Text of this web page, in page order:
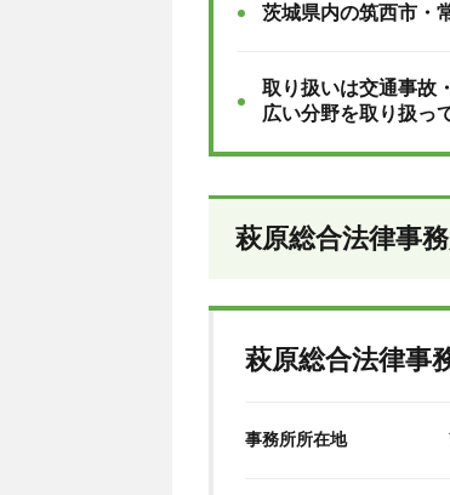
茨城県内の筑西市・
取り扱いは交通事故
広い分野を取り扱っ
萩原総合法律事
萩原総合法律事
事務所所在地